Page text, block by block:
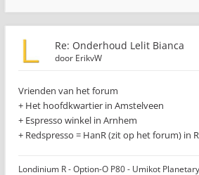
Re: Onderhoud Lelit Bianca
door ErikvW
Vrienden van het forum
+ Het hoofdkwartier in Amstelveen
+ Espresso winkel in Arnhem
+ Redspresso = HanR (zit op het forum) in
Londinium R - Option-O P80 - Umikot